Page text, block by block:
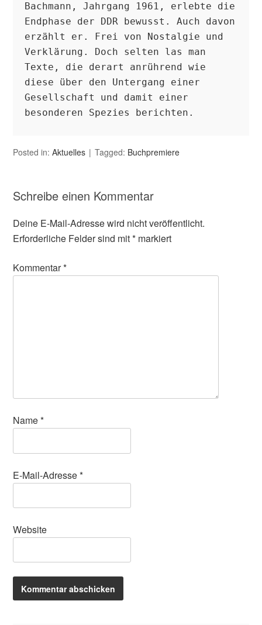
Bachmann, Jahrgang 1961, erlebte die
Endphase der DDR bewusst. Auch davon
erzählt er. Frei von Nostalgie und
Verklärung. Doch selten las man
Texte, die derart anrührend wie
diese über den Untergang einer
Gesellschaft und damit einer
besonderen Spezies berichten.
Posted in:Aktuelles Tagged: Buchpremiere
Schreibe einen Kommentar
Deine E-Mail-Adresse wird nicht veröffentlicht.
Erforderliche Felder sind mit* markiert
Kommentar*
Name*
E-Mail-Adresse*
Website